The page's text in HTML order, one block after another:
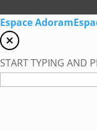
Espace Adoram
START TYPING AND